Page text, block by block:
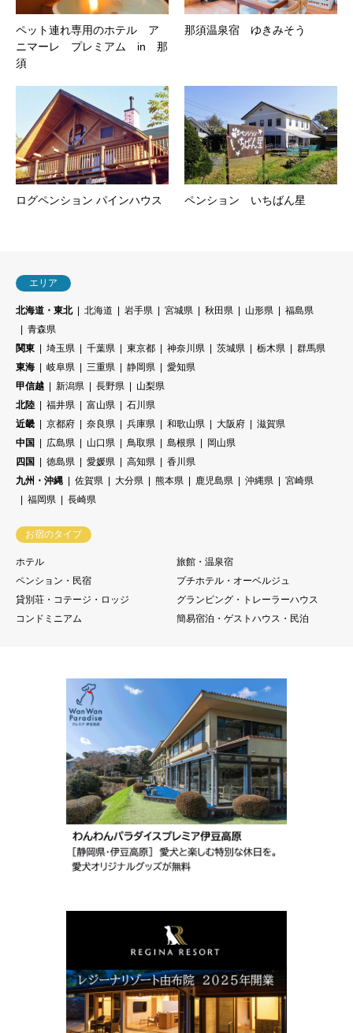
ペット連れ専用のホテル ア
ニマーレ プレミアム in 那
須
那須温泉宿 ゆきみそう
ログペンション パインハウス ペンション いちばん星
エリア
北海道・東北 北海道 岩手県 宮城県 秋田県 山形県
福島県
青森県
関東
埼玉県 千葉県 東京都 神奈川県 茨城県 栃木県
群馬県
東海
岐阜県 三重県 静岡県
愛知県
甲信越
新潟県 長野県
山梨県
北陸
福井県 富山県
石川県
近畿
京都府 奈良県 兵庫県 和歌山県 大阪府
滋賀県
中国
広島県 山口県 鳥取県 島根県
岡山県
四国
徳島県 愛媛県 高知県
香川県
九州・沖縄
佐賀県 大分県 熊本県 鹿児島県 沖縄県
宮崎県
福岡県
長崎県
お宿のタイプ
ホテル
旅館・温泉宿
ペンション・民宿
プチホテル・オーベルジュ
貸別荘・コテージ・ロッジ
グランピング・トレーラーハウス
コンドミニアム
簡易宿泊・ゲストハウス・民泊